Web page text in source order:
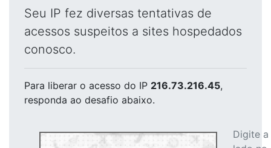
Seu IP fez diversas tentativas de
acessos suspeitos a sites hospedados
conosco.
Para liberar o acesso do IP 216.73.216.45,
responda ao desafio abaixo.
Digite